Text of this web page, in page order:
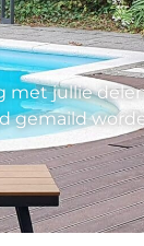
met jullie
gemaild